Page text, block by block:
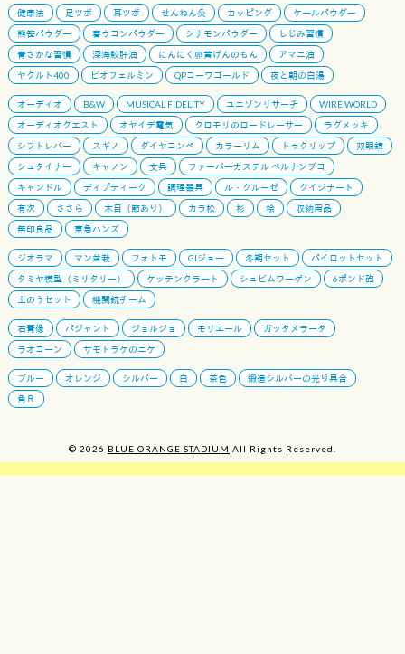
健康法 足ツボ 耳ツボ せんねん灸 カッピング
ケールパウダー
熊笹パウダー
春ウコンパウダー シナモンパウダー
しじみ習慣
青さかな習慣
深海鮫肝油 にんにく卵黄げんのもん
アマニ油
ヤクルト400
ビオフェルミン QPコーワゴールド 夜と朝の白湯
オーディオ B&W MUSICAL FIDELITY ユニゾンリサーチ
WIRE WORLD
オーディオクエスト
オヤイデ電気 クロモリのロードレーサー
ラグメッキ
シフトレバー
スギノ ダイヤコンペ カラーリム トゥクリップ
双眼鏡
シュタイナー
キャノン 文具
ファーバーカステル ペルナンブコ
キャンドル
ディプティーク 調理器具 ル・クルーゼ
クイジナート
有次
ささら 木目（節あり） カラ松 杉 桧
収納用品
無印良品
東急ハンズ
ジオラマ マン盆栽 フォトモ GIジョー 冬期セット
パイロットセット
タミヤ模型（ミリタリー）
ケッテンクラート シュビムワーゲン
6ポンド砲
土のうセット
機関銃チーム
石膏像 パジャント ジョルジョ モリエール
ガッタメラータ
ラオコーン
サモトラケのニケ
ブルー オレンジ シルバー 白 茶色
鍛造シルバーの光り具合
角Ｒ
© 2026 BLUE ORANGE STADIUM All Rights Reserved.